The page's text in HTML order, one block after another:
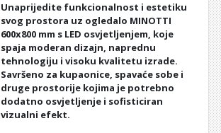
Unaprijedite funkcionalnost i estetiku
svog prostora uz ogledalo MINOTTI
600x800 mm s LED osvjetljenjem, koje
spaja moderan dizajn, naprednu
tehnologiju i visoku kvalitetu izrade.
Savršeno za kupaonice, spavaće sobe i
druge prostorije kojima je potrebno
dodatno osvjetljenje i sofisticiran
vizualni efekt.